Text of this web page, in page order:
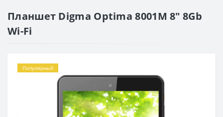
Планшет Digma Optima 8001M 8" 8Gb
Wi-Fi
Популярный